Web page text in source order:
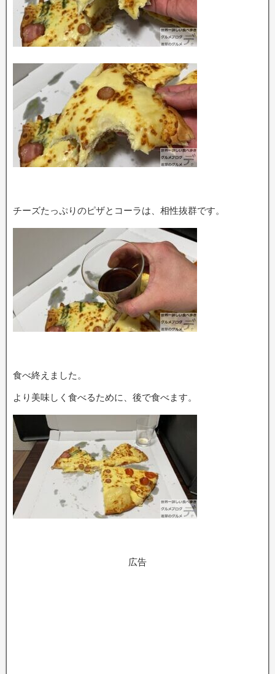
チーズたっぷりのピザとコーラは、相性抜群です。
食べ終えました。
より美味しく食べるために、後で食べます。
広告